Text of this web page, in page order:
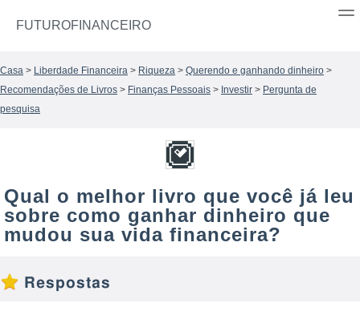
FUTUROFINANCEIRO
Casa > Liberdade Financeira > Riqueza > Querendo e ganhando dinheiro >
Recomendações de Livros > Finanças Pessoais > Investir > Pergunta de
pesquisa
Qual o melhor livro que você já leu
sobre como ganhar dinheiro que
mudou sua vida financeira?
Respostas